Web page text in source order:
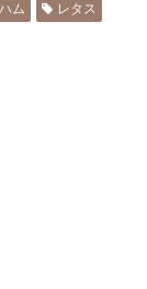
ハム
レタス